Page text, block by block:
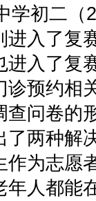
初二（
进入了复
进入了复
诊预约相
查问卷的
了两种解
作为志愿
年人都能